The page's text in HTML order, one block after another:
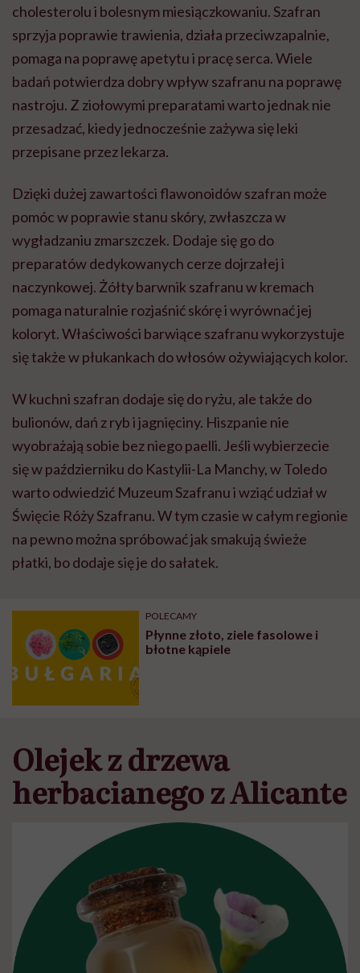
cholesterolu i bolesnym miesiączkowaniu. Szafran
sprzyja poprawie trawienia, działa przeciwzapalnie,
pomaga na poprawę apetytu i pracę serca. Wiele
badań potwierdza dobry wpływ szafranu na poprawę
nastroju. Z ziołowymi preparatami warto jednak nie
przesadzać, kiedy jednocześnie zażywa się leki
przepisane przez lekarza.
Dzięki dużej zawartości flawonoidów szafran może
pomóc w poprawie stanu skóry, zwłaszcza w
wygładzaniu zmarszczek. Dodaje się go do
preparatów dedykowanych cerze dojrzałej i
naczynkowej. Żółty barwnik szafranu w kremach
pomaga naturalnie rozjaśnić skórę i wyrównać jej
koloryt. Właściwości barwiące szafranu wykorzystuje
się także w płukankach do włosów ożywiających kolor.
W kuchni szafran dodaje się do ryżu, ale także do
bulionów, dań z ryb i jagnięciny. Hiszpanie nie
wyobrażają sobie bez niego paelli. Jeśli wybierzecie
się w październiku do Kastylii-La Manchy, w Toledo
warto odwiedzić Muzeum Szafranu i wziąć udział w
Święcie Róży Szafranu. W tym czasie w całym regionie
na pewno można spróbować jak smakują świeże
płatki, bo dodaje się je do sałatek.
POLECAMY
Płynne złoto, ziele fasolowe i
błotne kąpiele
Olejek z drzewa
herbacianego z Alicante